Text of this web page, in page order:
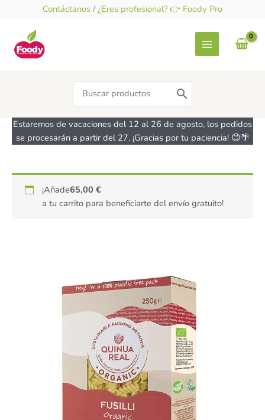
contenido
Contáctanos / ¿Eres profesional? 👉 Foody Pro
Search
for:
Estaremos de vacaciones del 12 al 26 de agosto, los pedidos
se procesarán a partir del 27. ¡Gracias por tu paciencia! 😊🌴
¡Añade65,00€
a tu carrito para beneficiarte del envío gratuito!
Fusilli
de
quinoa